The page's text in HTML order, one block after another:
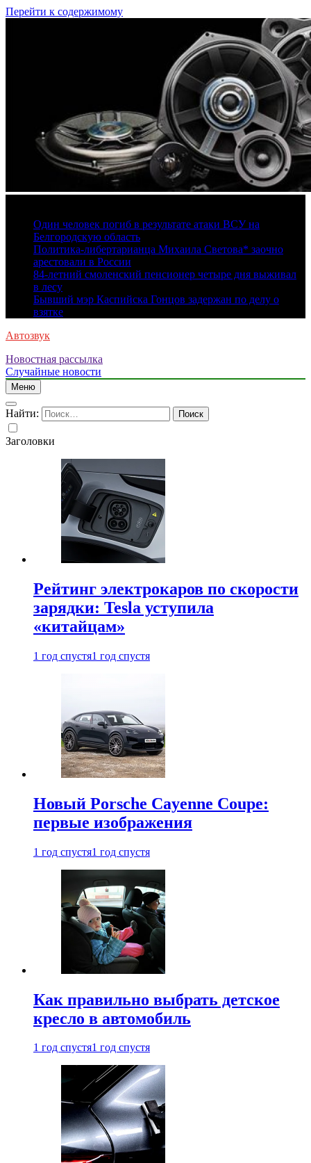
Перейти к содержимому
Один человек погиб в результате атаки ВСУ на
Белгородскую область
Политика-либертарианца Михаила Светова* заочно
арестовали в России
84-летний смоленский пенсионер четыре дня выживал
в лесу
Бывший мэр Каспийска Гонцов задержан по делу о
взятке
Автозвук
Новостная рассылка
Случайные новости
Меню
Найти:
Заголовки
Рейтинг электрокаров по скорости
зарядки: Tesla уступила
«китайцам»
1 год спустя1 год спустя
Новый Porsche Cayenne Coupe:
первые изображения
1 год спустя1 год спустя
Как правильно выбрать детское
кресло в автомобиль
1 год спустя1 год спустя